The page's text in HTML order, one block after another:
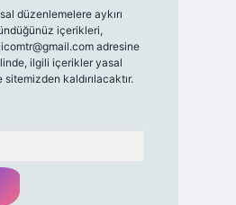
düzenlemelere aykırı
içerikleri,
adresine
ilgili içerikler yasal
kaldırılacaktır.